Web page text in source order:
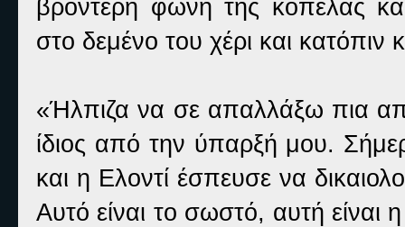
βροντερή φωνή της κοπέλας
στο δεμένο του χέρι και
«Ήλπιζα να σε απαλλάξω πια
ίδιος από την ύπαρξή μου.
και η Ελοντί έσπευσε να
Αυτό είναι το σωστό, αυτή είναι